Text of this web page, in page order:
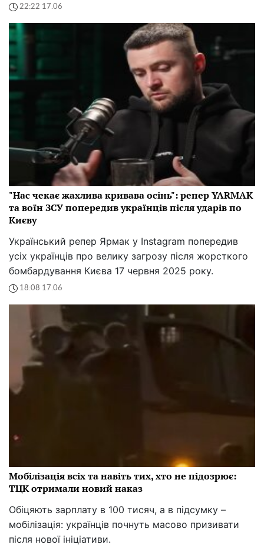
22:22 17.06
"Нас чекає жахлива кривава осінь": репер YARMAK
та воїн ЗСУ попередив українців після ударів по
Києву
Український репер Ярмак у Instagram попередив
усіх українців про велику загрозу після жорсткого
бомбардування Києва 17 червня 2025 року.
18:08 17.06
Мобілізація всіх та навіть тих, хто не підозрює:
ТЦК отримали новий наказ
Обіцяють зарплату в 100 тисяч, а в підсумку –
мобілізація: українців почнуть масово призивати
після нової ініціативи.